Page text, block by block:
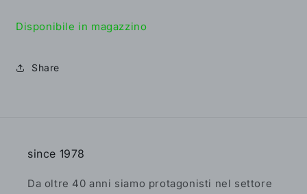
Disponibile in magazzino
Share
since 1978
Da oltre 40 anni siamo protagonisti nel settore